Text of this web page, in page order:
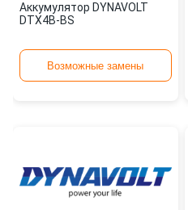
Аккумулятор DYNAVOLT
DTX4B-BS
Возможные замены